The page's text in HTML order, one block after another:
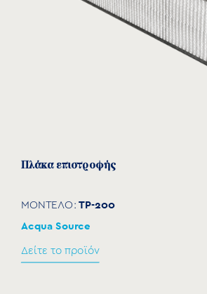
Πλάκα επιστροφής
ΜΟΝΤΕΛΟ:TP-200
Acqua Source
Δείτε το προϊόν